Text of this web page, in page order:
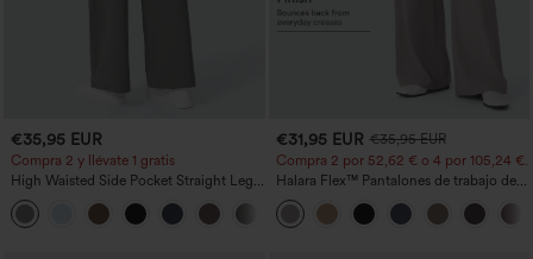
€35,95 EUR
Compra 2 y llévate 1 gratis
High Waisted Side Pocket Straight Leg
Work Pants
+23
€31,95 EUR €35,95 EUR
Compra 2 por 52,62 € o 4 por 105,24 €.
Halara Flex™ Pantalones de trabajo de
talle alto, moldeadores del cuerpo, que
estilizan la cintura, con bolsillos, de
pierna ancha en micro‑waffle